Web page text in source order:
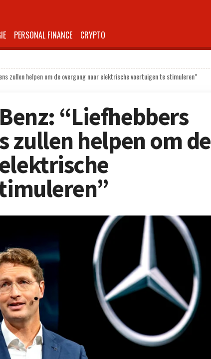
PERSONAL FINANCE CRYPTO
zullen helpen om de overgang naar elektrische voertuigen te stimuleren”
“Liefhebbers
zullen helpen om de